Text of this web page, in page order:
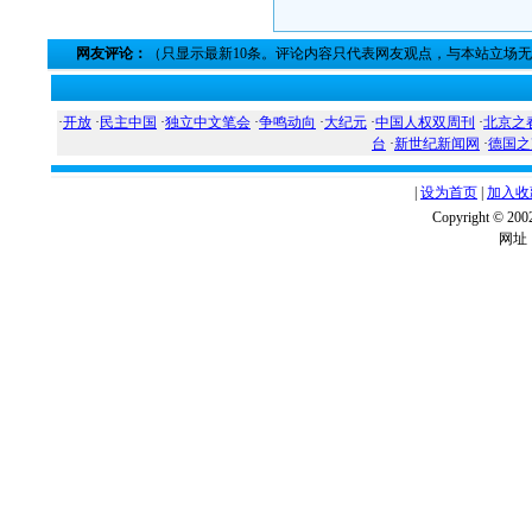
网友评论： （只显示最新10条。评论内容只代表网友观点，与本站立场
·开放 · 民主中国 ·独立中文笔会 ·争鸣动向 ·大纪元 ·中国人权双周刊 ·北京之
台 ·新世纪新闻网 ·德国
设为首页 加入
Copyright ©
网址